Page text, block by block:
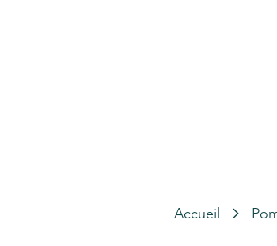
Accueil